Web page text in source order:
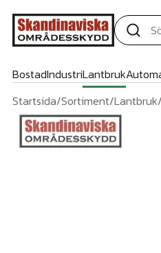
BostadIndustriLantbruk
Startsida/Sortiment/Lantbruk/